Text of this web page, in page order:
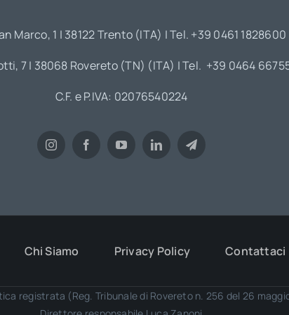
Marco, 1 | 38122 Trento (ITA) | Tel. +39 0461 1828600
7 | 38068 Rovereto (TN) (ITA) | Tel. +39 0464
C.F. e P.IVA: 02076540224
Chi Siamo Privacy Policy Contattaci
registrata (Reg. Tribunale di Rovereto n. 256 del 26